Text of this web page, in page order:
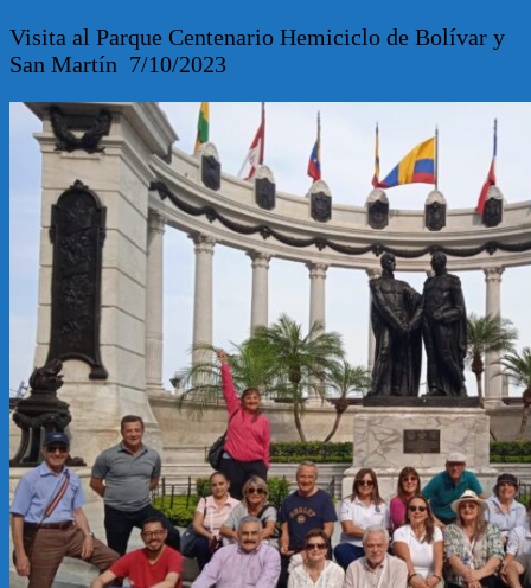
Visita al Parque Centenario Hemiciclo de Bolívar y
San Martín 7/10/2023